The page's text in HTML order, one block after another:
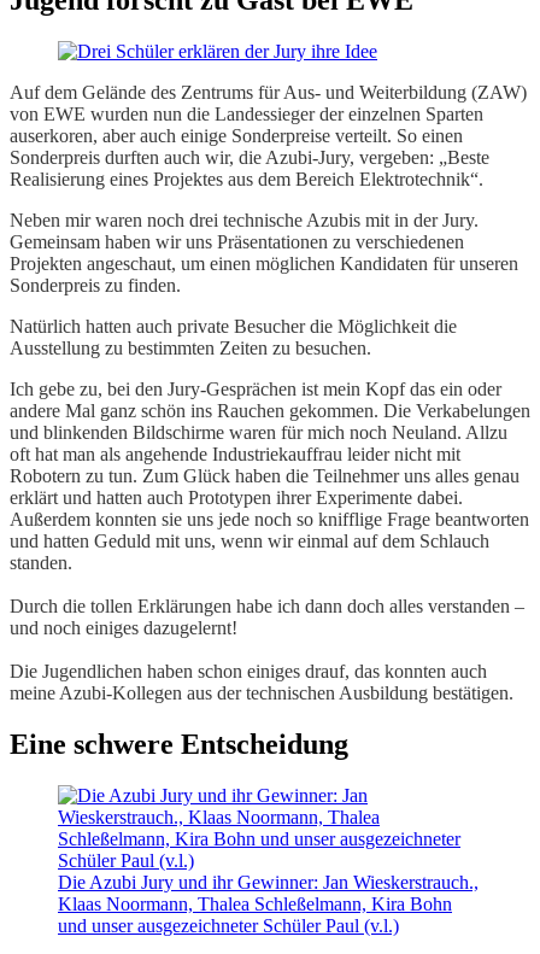
Auf dem Gelände des Zentrums für Aus- und Weiterbildung (ZAW)
von EWE wurden nun die Landessieger der einzelnen Sparten
auserkoren, aber auch einige Sonderpreise verteilt. So einen
Sonderpreis durften auch wir, die Azubi-Jury, vergeben: „Beste
Realisierung eines Projektes aus dem Bereich Elektrotechnik“.
Neben mir waren noch drei technische Azubis mit in der Jury.
Gemeinsam haben wir uns Präsentationen zu verschiedenen
Projekten angeschaut, um einen möglichen Kandidaten für unseren
Sonderpreis zu finden.
Natürlich hatten auch private Besucher die Möglichkeit die
Ausstellung zu bestimmten Zeiten zu besuchen.
Ich gebe zu, bei den Jury-Gesprächen ist mein Kopf das ein oder
andere Mal ganz schön ins Rauchen gekommen. Die Verkabelungen
und blinkenden Bildschirme waren für mich noch Neuland. Allzu
oft hat man als angehende Industriekauffrau leider nicht mit
Robotern zu tun. Zum Glück haben die Teilnehmer uns alles genau
erklärt und hatten auch Prototypen ihrer Experimente dabei.
Außerdem konnten sie uns jede noch so knifflige Frage beantworten
und hatten Geduld mit uns, wenn wir einmal auf dem Schlauch
standen.
Durch die tollen Erklärungen habe ich dann doch alles verstanden –
und noch einiges dazugelernt!
Die Jugendlichen haben schon einiges drauf, das konnten auch
meine Azubi-Kollegen aus der technischen Ausbildung bestätigen.
Eine schwere Entscheidung
Die Azubi Jury und ihr Gewinner: Jan Wieskerstrauch.,
Klaas Noormann, Thalea Schleßelmann, Kira Bohn
und unser ausgezeichneter Schüler Paul (v.l.)